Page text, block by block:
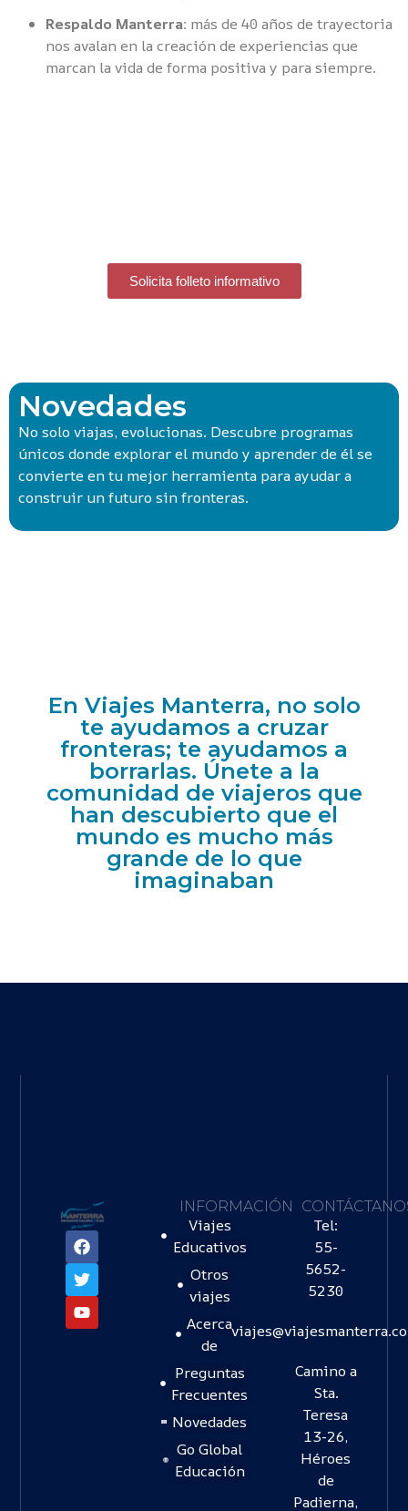
Respaldo Manterra: más de 40 años de trayectoria
nos avalan en la creación de experiencias que
marcan la vida de forma positiva y para siempre.
Solicita folleto informativo
Novedades
No solo viajas, evolucionas. Descubre programas
únicos donde explorar el mundo y aprender de él se
convierte en tu mejor herramienta para ayudar a
construir un futuro sin fronteras.
En Viajes Manterra, no solo
te ayudamos a cruzar
fronteras; te ayudamos a
borrarlas. Únete a la
comunidad de viajeros que
han descubierto que el
mundo es mucho más
grande de lo que
imaginaban
INFORMACIÓN
Viajes
Educativos
Otros
viajes
Acerca
de
Preguntas
Frecuentes
Novedades
Go Global
Educación
Tel:
55-
5652-
5230
Camino a
Sta.
Teresa
13-26,
Héroes
de
Padierna,